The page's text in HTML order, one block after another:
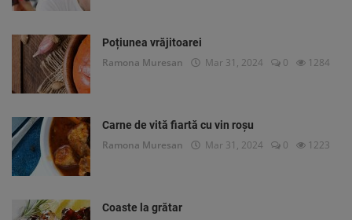
Poțiunea vrăjitoarei
Ramona Muresan Mar 31, 2024 0 1284
Carne de vită fiartă cu vin roșu
Ramona Muresan Mar 31, 2024 0 1223
Coaste la grătar